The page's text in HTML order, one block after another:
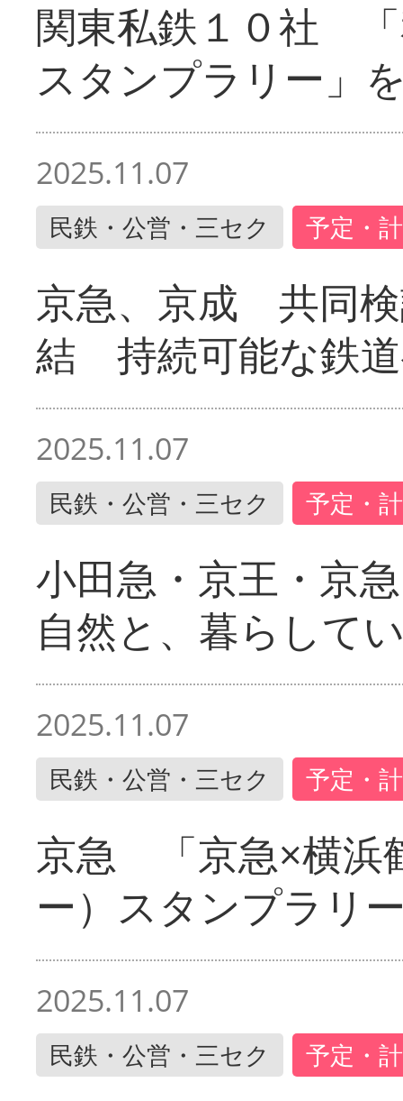
関東私鉄１０社
スタンプラリー」
2025.11.07
民鉄・公営・三セク 予定・
京急、京成 共同
結 持続可能な鉄
2025.11.07
民鉄・公営・三セク 予定・
小田急・京王・京
自然と、暮らして
2025.11.07
民鉄・公営・三セク 予定・
京急 「京急×横浜
ー）スタンプラリ
2025.11.07
民鉄・公営・三セク 予定・